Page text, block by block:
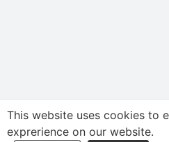
This website uses cookies to
exprerience on our website.